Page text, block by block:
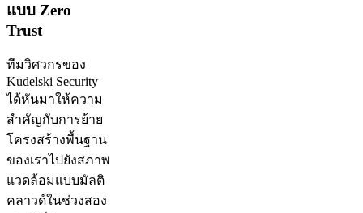
แบบ Zero
Trust
ทีมวิศวกรของ
Kudelski Security
ได้หันมาให้ความ
สำคัญกับการย้าย
โครงสร้างพื้นฐาน
ของเราไปยังสภาพ
แวดล้อมแบบมัลติ
คลาวด์ในช่วงสอง